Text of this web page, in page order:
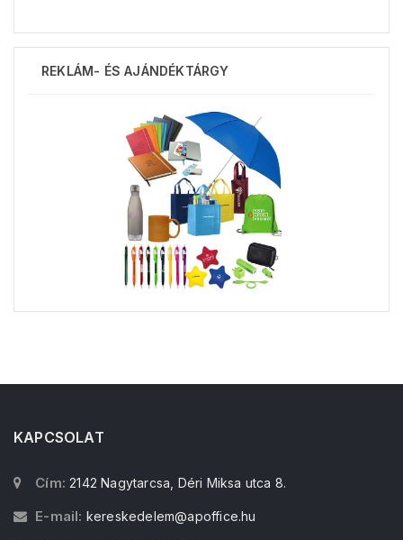
REKLÁM- ÉS AJÁNDÉKTÁRGY
KAPCSOLAT
Cím: 2142 Nagytarcsa, Déri Miksa utca 8.
E-mail: kereskedelem@apoffice.hu